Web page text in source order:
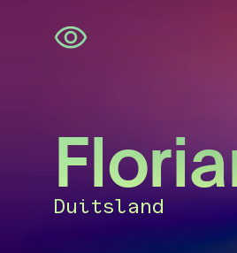
Navigatie
overslaan
Duitsland